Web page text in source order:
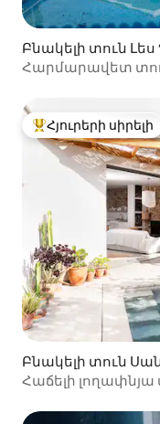
Բնակելի տուն Լես
մ
Հարմարավետ
Հյուրերի սիրելի
Հյուրերի սիրելի
Բնակելի տուն Սան
Հաճելի լողափնյա